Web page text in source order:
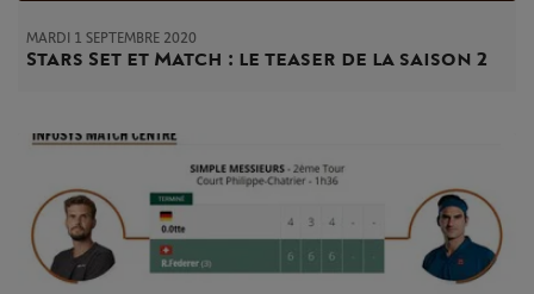
MARDI 1 SEPTEMBRE 2020
Stars Set et Match : le teaser de la saison 2